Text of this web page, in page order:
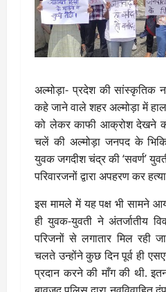
अल्मोड़ा- प्रदेश की सांस्कृतिक
कहे जाने वाले शहर अल्मोड़ा में
को लेकर काफी आक्रोश देखने
चलें की अल्मोड़ा जनपद के
युवक जगदीश चंद्र की ‘सवर्ण’
परिवारजनों द्वारा अपहरण कर
इस मामले में यह पक्ष भी सामने
ही युवक-युवती ने अंतर्जातीय
परिजनों से लगातार मिल रही
चलते उन्होंने कुछ दिन पूर्व ही
प्रदान करने की माँग की थी.